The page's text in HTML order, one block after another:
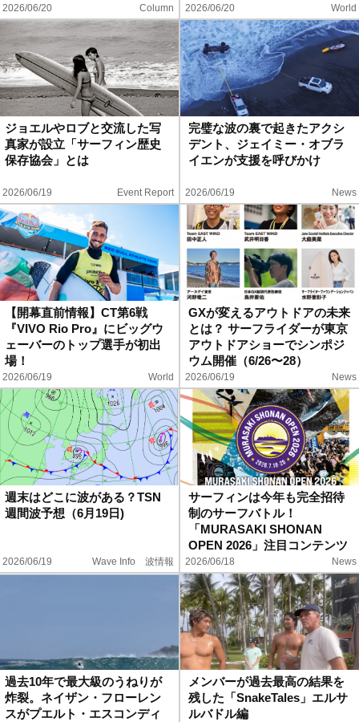
読みどころ
2026/06/20 Column 2026/06/20 World
ジョエルやロブと交流した写
真家が設立「サーフィン歴史
保存協会」とは
2026/06/19 Event Report
完璧な波の裏で起きたアクシ
デント、ジェイミー・オブラ
イエンが支援を呼びかけ
2026/06/19 News
【開幕直前情報】CT第6戦
『VIVO Rio Pro』にビッグウ
ェーバーのトップ選手が初出
場！
2026/06/19 World
GXが変えるアウトドアの未来
とは？ サーフライダーが東京
アウトドアショーでシンポジ
ウム開催（6/26〜28）
2026/06/19 News
週末はどこに波がある？TSN
週間波予想（6月19日)
2026/06/19 Wave Info 波情報
サーフィンは今年も完全招待
制のサーフバトル！
「MURASAKI SHONAN
OPEN 2026」注目コンテンツ
発表
2026/06/18 News
過去10年で最大級のうねりが
炸裂。ネイザン・フローレン
スがプエルト・エスコンディ
メンバーが過去最高の結果を
残した「SnakeTales」エルサ
ルバドル編